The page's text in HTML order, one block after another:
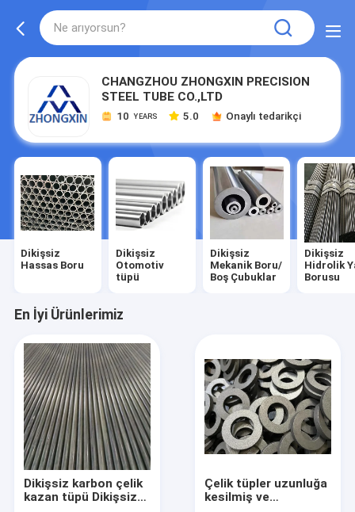
CHANGZHOU ZHONGXIN PRECISION
STEEL TUBE CO.,LTD
10 YEARS 5.0 Onaylı tedarikçi
Dikişsiz
Hassas Boru
Dikişsiz
Otomotiv
tüpü
Dikişsiz
Mekanik Boru/
Boş Çubuklar
Dikişsiz
Hidrolik
Borusu
En İyi Ürünlerimiz
Dikişsiz karbon çelik
kazan tüpü Dikişsiz
Çelik tüpler uzunluğa
kesilmiş ve